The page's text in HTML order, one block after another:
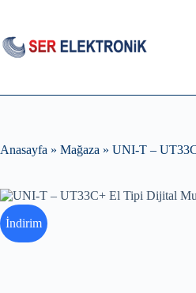
content
Anasayfa » Mağaza » UNI-T –
İndirim